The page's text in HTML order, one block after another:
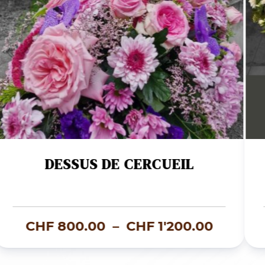
DESSUS DE CERCUEIL
CHF800.00 – CHF1'200.00Plage
de